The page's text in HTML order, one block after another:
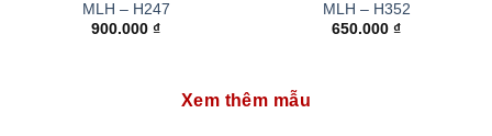
MLH – H247
900.000 ₫
MLH – H352
650.000 ₫
Xem thêm mẫu